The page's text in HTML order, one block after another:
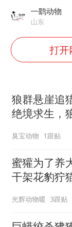
一鹞动物
山东
打开
狼群悬崖追
绝境求生，
臭宝动物 1跟贴
蜜獾为了养
干架花豹狞
光辉动物暖 3跟贴